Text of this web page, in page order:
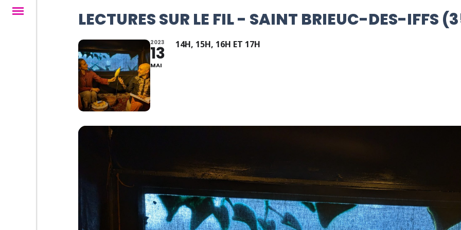
LECTURES SUR LE FIL - SAINT BRIEUC-DES-IFFS
2023
13
MAI
14H, 15H, 16H ET 17H